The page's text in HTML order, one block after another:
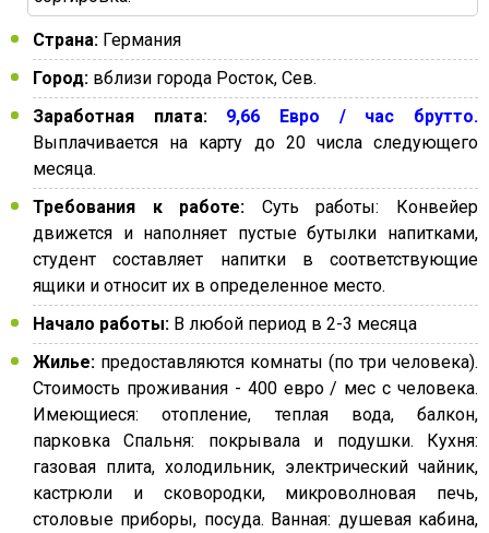
Страна: Германия
Город: вблизи города Росток, Сев.
Заработная плата:
9,66 Евро / час брутто.
Выплачивается на карту до 20 числа следующего
месяца.
Требования к работе: Суть работы: Конвейер
движется и наполняет пустые бутылки напитками,
студент составляет напитки в соответствующие
ящики и относит их в определенное место.
Начало работы: В любой период в 2-3 месяца
Жилье: предоставляются комнаты (по три человека).
Стоимость проживания - 400 евро / мес с человека.
Имеющиеся: отопление, теплая вода, балкон,
парковка Спальня: покрывала и подушки. Кухня:
газовая плита, холодильник, электрический чайник,
кастрюли и сковородки, микроволновая печь,
столовые приборы, посуда. Ванная: душевая кабина,